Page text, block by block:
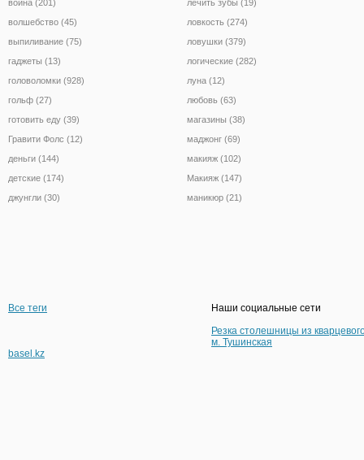
война (201)
волшебство (45)
выпиливание (75)
гаджеты (13)
головоломки (928)
гольф (27)
готовить еду (39)
Гравити Фолс (12)
деньги (144)
детские (174)
джунгли (30)
лечить зубы (19)
ловкость (274)
ловушки (379)
логические (282)
луна (12)
любовь (63)
магазины (38)
маджонг (69)
макияж (102)
Макияж (147)
маникюр (21)
Все теги
Наши социальные сети
Резка столешницы из
м. Тушинская
basel.kz